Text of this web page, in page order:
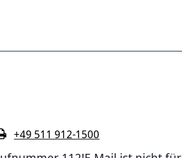
+49 511 912-1500